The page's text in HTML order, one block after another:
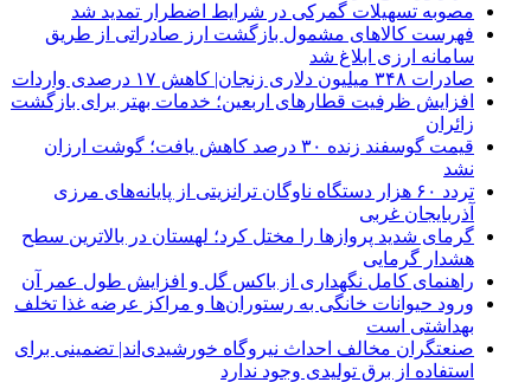
مصوبه تسهیلات گمرکی در شرایط اضطرار تمدید شد
فهرست کالاهای مشمول بازگشت ارز صادراتی از طریق
سامانه ارزی ابلاغ شد
صادرات ۳۴۸ میلیون دلاری زنجان| ‌کاهش ۱۷ درصدی واردات
افزایش ظرفیت قطارهای اربعین؛ خدمات بهتر برای بازگشت
زائران
قیمت گوسفند زنده ۳۰ درصد کاهش یافت؛ گوشت ارزان
نشد
تردد ۶۰ هزار دستگاه ناوگان ترانزیتی از پایانه‌های مرزی
آذربایجان ‌غربی
گرمای شدید پروازها را مختل کرد؛ لهستان در بالاترین سطح
هشدار گرمایی
راهنمای کامل نگهداری از باکس گل و افزایش طول عمر آن
ورود حیوانات خانگی به رستوران‌ها و مراکز عرضه غذا تخلف
بهداشتی است
صنعتگران مخالف احداث نیروگاه خورشیدی‌اند| تضمینی برای
استفاده از برق تولیدی وجود ندارد